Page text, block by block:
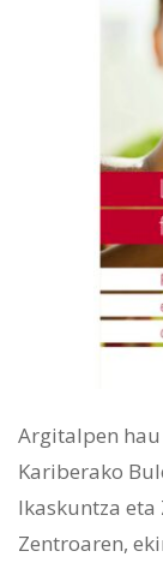
Argitalpen hau
Kariberako
Ikaskuntza
Zentroaren,